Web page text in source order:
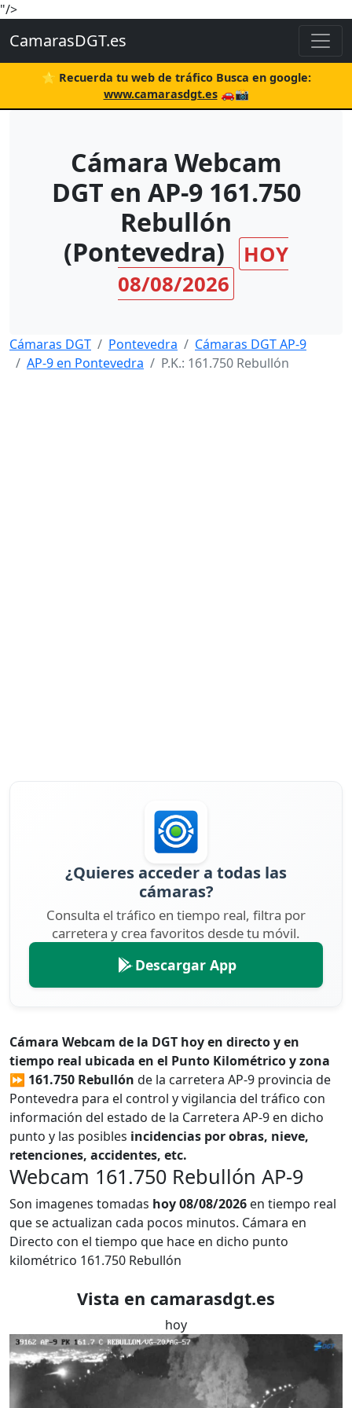
"/>
CamarasDGT.es
⭐ Recuerda tu web de tráfico Busca en google:
www.camarasdgt.es🚗📸
Cámara Webcam
DGT en AP-9 161.750
Rebullón
(Pontevedra)
HOY
08/08/2026
Cámaras DGT Pontevedra
Cámaras DGT AP-9
AP-9 en Pontevedra
P.K.: 161.750 Rebullón
¿Quieres acceder a todas las
cámaras?
Consulta el tráfico en tiempo real, filtra por
carretera y crea favoritos desde tu móvil.
Descargar App
Cámara Webcam de la DGT hoy en directo y en
tiempo real ubicada en el Punto Kilométrico y zona
⏩ 161.750 Rebullón de la carretera AP-9 provincia de
Pontevedra para el control y vigilancia del tráfico con
información del estado de la Carretera AP-9 en dicho
punto y las posibles incidencias por obras, nieve,
retenciones, accidentes, etc.
Webcam 161.750 Rebullón AP-9
Son imagenes tomadas hoy 08/08/2026 en tiempo real
que se actualizan cada pocos minutos. Cámara en
Directo con el tiempo que hace en dicho punto
kilométrico 161.750 Rebullón
Vista en camarasdgt.es
hoy